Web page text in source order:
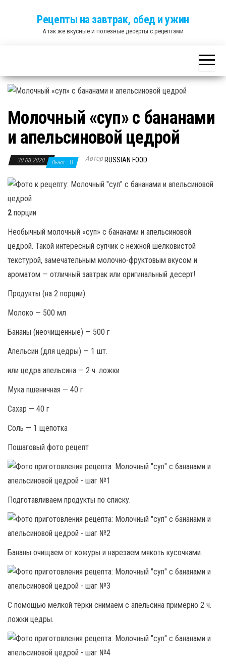
Рецепты на завтрак, обед и ужин
А так же вкусные и полезные десерты с рецептами
Молочный «суп» с бананами
и апельсиновой цедрой
30.08.2020 Выкл. Автор RUSSIAN FOOD
2 порции
Необычный молочный «суп» с бананами и апельсиновой
цедрой. Такой интересный супчик с нежной шелковистой
текстурой, замечательным молочно-фруктовым вкусом и
ароматом — отличный завтрак или оригинальный десерт!
Продукты (на 2 порции)
Молоко — 500 мл
Бананы (неочищенные) — 500 г
Апельсин (для цедры) — 1 шт.
или цедра апельсина — 2 ч. ложки
Мука пшеничная — 40 г
Сахар — 40 г
Соль — 1 щепотка
Пошаговый фото рецепт
Подготавливаем продукты по списку.
Бананы очищаем от кожуры и нарезаем мякоть кусочками.
С помощью мелкой тёрки снимаем с апельсина примерно 2 ч.
ложки цедры.